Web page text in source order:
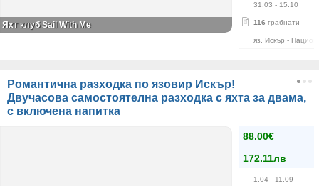
31.03 - 15.10
116 грабнати
яз. Искър -
Яхт клуб Sail With Me
Романтична разходка по язовир Искър!
Двучасова самостоятелна разходка с яхта за двама,
с включена напитка
88.00€
172.11лв
1.04 - 11.09